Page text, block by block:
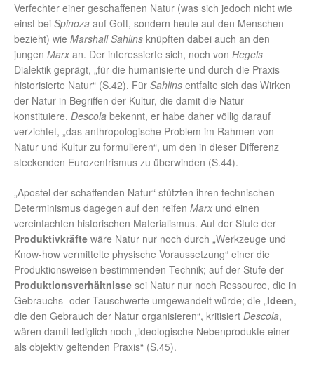
Verfechter einer geschaffenen Natur (was sich jedoch nicht wie
einst bei Spinoza auf Gott, sondern heute auf den Menschen
bezieht) wie Marshall Sahlins knüpften dabei auch an den
jungen Marx an. Der interessierte sich, noch von Hegels
Dialektik geprägt, „für die humanisierte und durch die Praxis
historisierte Natur“ (S.42). Für Sahlins entfalte sich das Wirken
der Natur in Begriffen der Kultur, die damit die Natur
konstituiere. Descola bekennt, er habe daher völlig darauf
verzichtet, „das anthropologische Problem im Rahmen von
Natur und Kultur zu formulieren“, um den in dieser Differenz
steckenden Eurozentrismus zu überwinden (S.44).
„Apostel der schaffenden Natur“ stützten ihren technischen
Determinismus dagegen auf den reifen Marx und einen
vereinfachten historischen Materialismus. Auf der Stufe der
Produktivkräfte wäre Natur nur noch durch „Werkzeuge und
Know-how vermittelte physische Voraussetzung“ einer die
Produktionsweisen bestimmenden Technik; auf der Stufe der
Produktionsverhältnisse sei Natur nur noch Ressource, die in
Gebrauchs- oder Tauschwerte umgewandelt würde; die „Ideen,
die den Gebrauch der Natur organisieren“, kritisiert Descola,
wären damit lediglich noch „ideologische Nebenprodukte einer
als objektiv geltenden Praxis“ (S.45).